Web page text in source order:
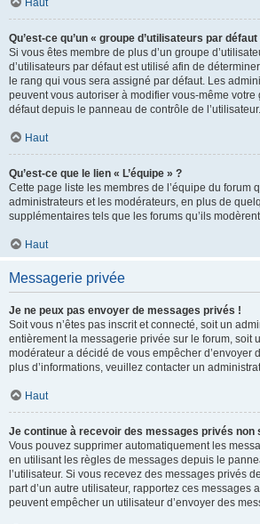
Haut
Qu’est-ce qu’un « groupe d’utilisateurs par défaut
Si vous êtes membre de plus d’un groupe
d’utilisateurs par défaut est utilisé afin de
le rang qui vous sera assigné par défaut. Les
peuvent vous autoriser à modifier vous-même votre
défaut depuis le panneau de contrôle de l’utilisateur.
Haut
Qu’est-ce que le lien « L’équipe » ?
Cette page liste les membres de l’équipe du forum
administrateurs et les modérateurs, en plus de
supplémentaires tels que les forums qu’ils
Haut
Messagerie privée
Je ne peux pas envoyer de messages privés !
Soit vous n’êtes pas inscrit et connecté, soit un
entièrement la messagerie privée sur le forum, soit
modérateur a décidé de vous empêcher d’envoyer
plus d’informations, veuillez contacter un
Haut
Je continue à recevoir des messages privés non
Vous pouvez supprimer automatiquement les
en utilisant les règles de messages depuis le
l’utilisateur. Si vous recevez des messages privés
part d’un autre utilisateur, rapportez ces messages
peuvent empêcher un utilisateur d’envoyer des